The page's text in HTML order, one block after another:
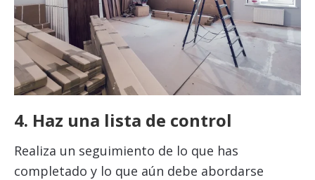
4. Haz una lista de control
Realiza un seguimiento de lo que has
completado y lo que aún debe abordarse